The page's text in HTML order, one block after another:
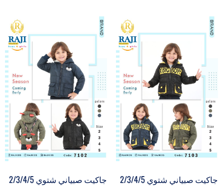
جاكيت صبياني شتوي 2/3/4/5 جاكيت صبياني شتوي 2/3/4/5